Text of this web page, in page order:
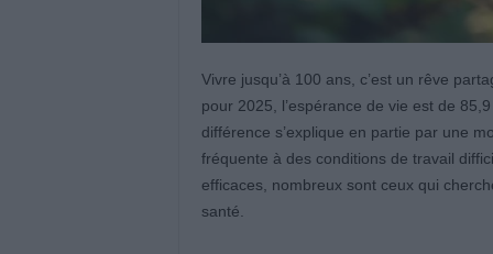
Vivre jusqu’à 100 ans, c’est un rêve
pour 2025, l’espérance de vie est de
différence s’explique en partie par une
fréquente à des conditions de travail
efficaces, nombreux sont ceux qui
santé.